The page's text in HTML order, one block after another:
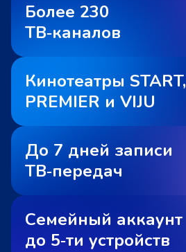
Более 230
ТВ‑каналов
Кинотеатры START,
PREMIER и VIJU
До 7 дней записи
ТВ‑передач
Семейный аккаунт
до 5‑ти устройств